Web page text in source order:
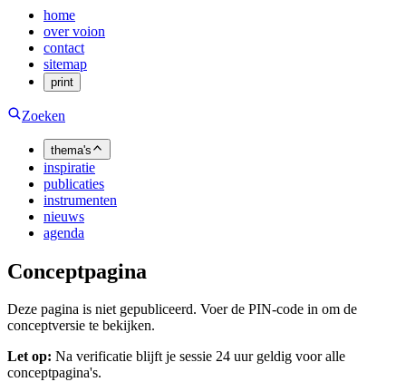
home
over voion
contact
sitemap
print
Zoeken
thema's
inspiratie
publicaties
instrumenten
nieuws
agenda
Conceptpagina
Deze pagina is niet gepubliceerd. Voer de PIN-code in om de
conceptversie te bekijken.
Let op: Na verificatie blijft je sessie 24 uur geldig voor alle
conceptpagina's.